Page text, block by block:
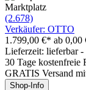
Marktplatz
(2.678)
Verkäufer: OTTO
1.799,00 €* ab 0,00
Lieferzeit: lieferbar
30 Tage kostenfreie
GRATIS Versand
Shop-Info